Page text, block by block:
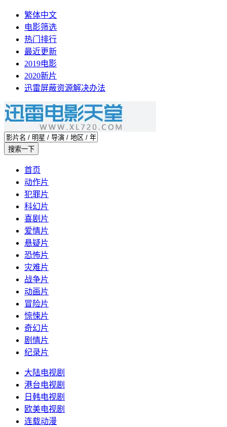
繁体中文
电影筛选
热门排行
最近更新
2019电影
2020新片
迅雷屏蔽资源解决办法
首页
动作片
犯罪片
科幻片
喜剧片
爱情片
悬疑片
恐怖片
灾难片
战争片
动画片
冒险片
惊悚片
奇幻片
剧情片
纪录片
大陆电视剧
港台电视剧
日韩电视剧
欧美电视剧
连载动漫